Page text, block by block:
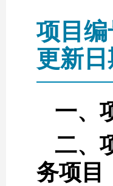
项目编
更新日
一、
二、
务项目